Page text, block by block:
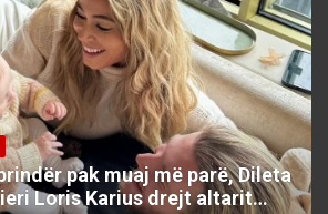
pak muaj më parë, Dileta
Loris Karius drejt altarit…